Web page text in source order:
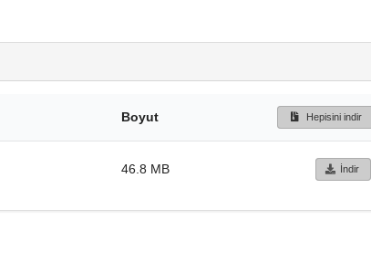
Boyut Hepisini indir
46.8 MB İndir